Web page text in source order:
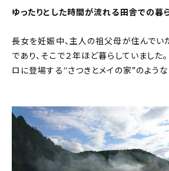
ゆったりとした時間が流れる田舎での暮
長女を妊娠中、主人の祖父母が住んでい
であり、そこで２年ほど暮らしていました
ロに登場する“さつきとメイの家”のような